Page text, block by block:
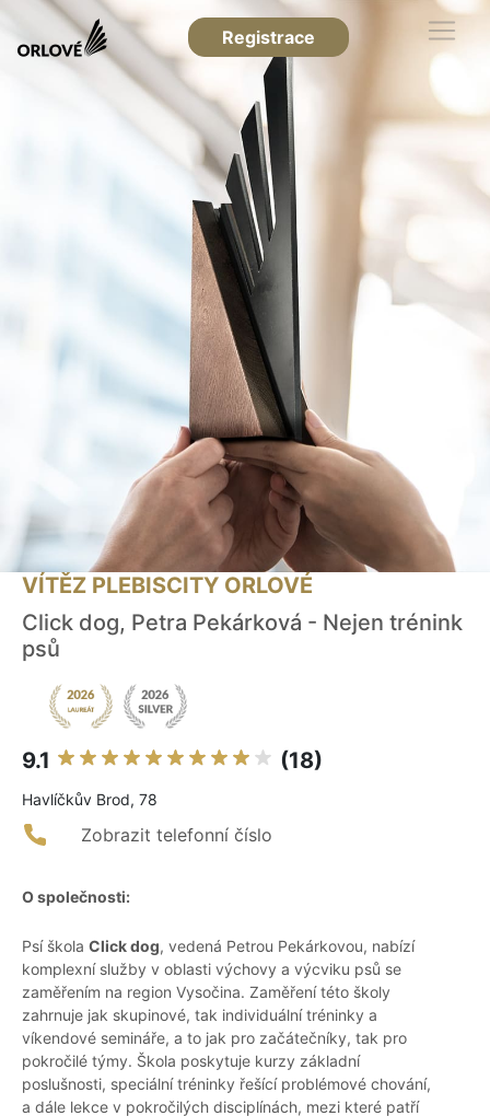
Registrace
VÍTĚZ PLEBISCITY ORLOVÉ
Click dog, Petra Pekárková - Nejen trénink
psů
9.1 (18)
Havlíčkův Brod, 78
Zobrazit telefonní číslo
O společnosti:
Psí škola Click dog, vedená Petrou Pekárkovou, nabízí
komplexní služby v oblasti výchovy a výcviku psů se
zaměřením na region Vysočina. Zaměření této školy
zahrnuje jak skupinové, tak individuální tréninky a
víkendové semináře, a to jak pro začátečníky, tak pro
pokročilé týmy. Škola poskytuje kurzy základní
poslušnosti, speciální tréninky řešící problémové chování,
a dále lekce v pokročilých disciplínách, mezi které patří